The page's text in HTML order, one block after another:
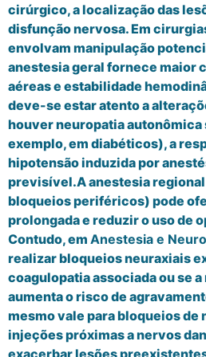
cirúrgico, a localização das
disfunção nervosa. Em
envolvam manipulação
anestesia geral fornece maior
aéreas e estabilidade
deve-se estar atento a
houver neuropatia
exemplo, em diabéticos), a
hipotensão induzida por
previsível.A anestesia
bloqueios periféricos) pode
prolongada e reduzir o uso de
Contudo, em Anestesia e
realizar bloqueios neuraxiais
coagulopatia associada ou se
aumenta o risco de
mesmo vale para bloqueios
injeções próximas a nervos